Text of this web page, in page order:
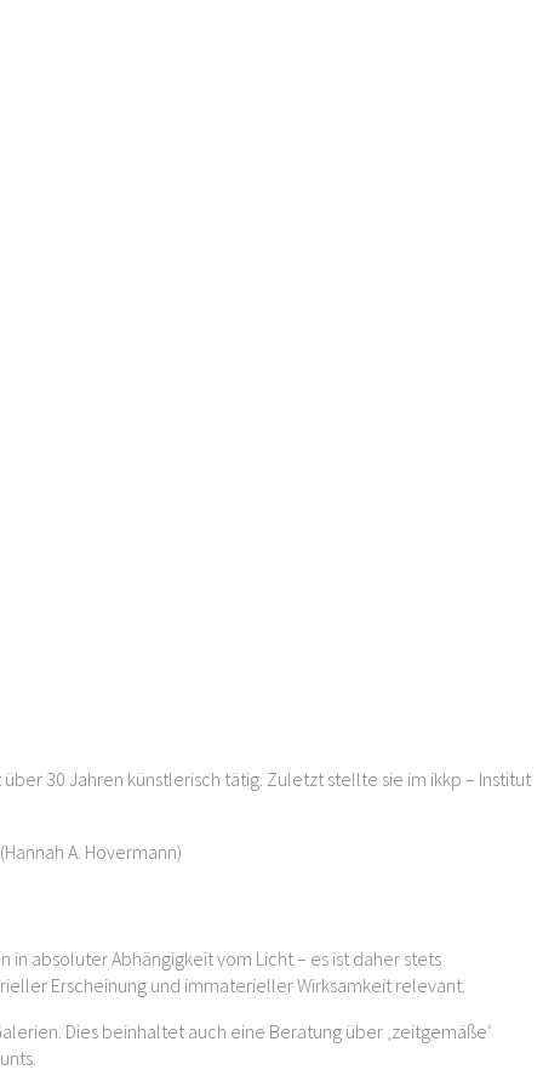
30 Jahren künstlerisch tätig. Zuletzt stellte sie im ikkp – Institut
A. Hovermann)
in absoluter Abhängigkeit vom Licht – es ist daher stets
Erscheinung und immaterieller Wirksamkeit relevant.
Dies beinhaltet auch eine Beratung über ‚zeitgemäße‘